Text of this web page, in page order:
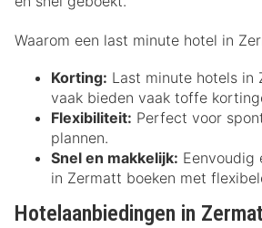
Waarom een last minute hotel in
Korting: Last minute hotels in
vaak bieden vaak toffe
Flexibiliteit: Perfect voor
plannen.
Snel en makkelijk: Eenvoudig
in Zermatt boeken met
Hotelaanbiedingen in